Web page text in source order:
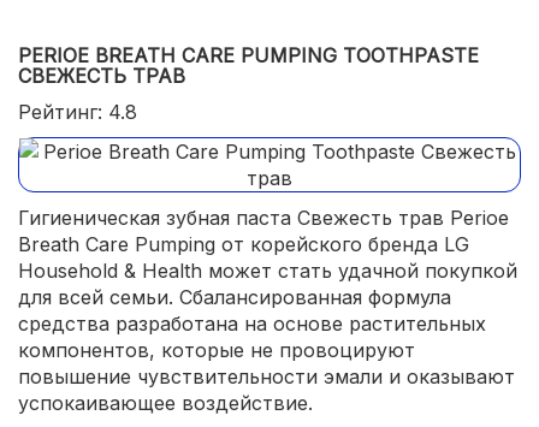
PERIOE BREATH CARE PUMPING TOOTHPASTE
СВЕЖЕСТЬ ТРАВ
Рейтинг: 4.8
Гигиеническая зубная паста Свежесть трав Perioe
Breath Care Pumping от корейского бренда LG
Household & Health может стать удачной покупкой
для всей семьи. Сбалансированная формула
средства разработана на основе растительных
компонентов, которые не провоцируют
повышение чувствительности эмали и оказывают
успокаивающее воздействие.